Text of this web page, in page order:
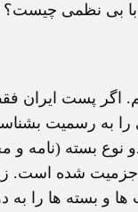
با بی نظمی چيست؟
اگر پست ايران
به رسميت
نوع بسته (نامه و
جزميت شده است.
و بسته ها را به